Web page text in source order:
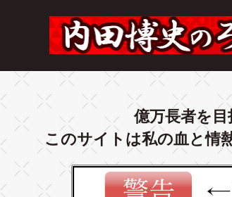
億万長者を
このサイトは私の血と情